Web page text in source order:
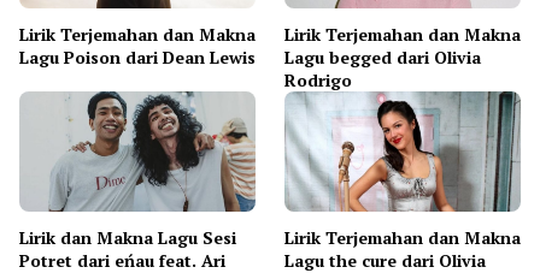
Lirik Terjemahan dan Makna
Lagu Poison dari Dean Lewis
Lirik Terjemahan dan Makna
Lagu begged dari Olivia
Rodrigo
Lirik dan Makna Lagu Sesi
Potret dari eńau feat. Ari
Lirik Terjemahan dan Makna
Lagu the cure dari Olivia